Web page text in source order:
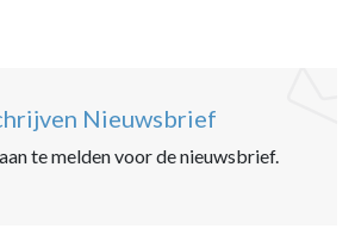
Nieuwsbrief
te melden voor de nieuwsbrief.